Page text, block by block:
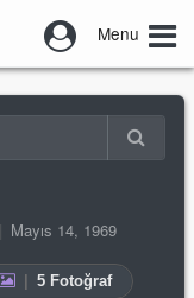
Menu
Mayıs 14, 1969
5 Fotoğraf